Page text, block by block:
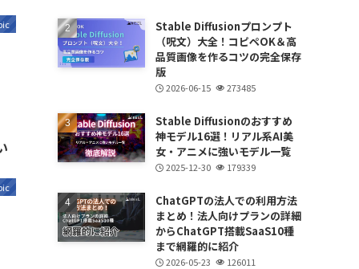
Stable Diffusionプロンプト
（呪文）大全！コピペOK＆高
品質画像を作るコツの完全保存
版
2026-06-15 273485
Stable Diffusionのおすすめ
神モデル16選！リアル系AI美
女・アニメに強いモデル一覧
2025-12-30 179339
ChatGPTの法人での利用方法
まとめ！法人向けプランの詳細
からChatGPT搭載SaaS10種
まで網羅的に紹介
2026-05-23 126011